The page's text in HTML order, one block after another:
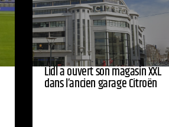
Lidl a ouvert son magasin XXL
dans l’ancien garage Citroën